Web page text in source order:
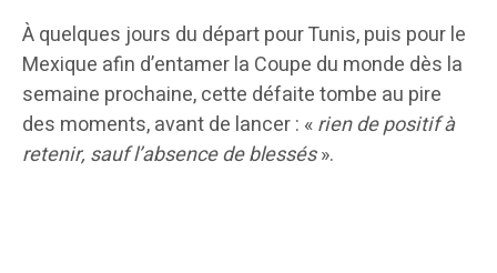
À quelques jours du départ pour Tunis, puis pour le
Mexique afin d’entamer la Coupe du monde dès la
semaine prochaine, cette défaite tombe au pire
des moments, avant de lancer : «rien de positif à
retenir, sauf l’absence de blessés».